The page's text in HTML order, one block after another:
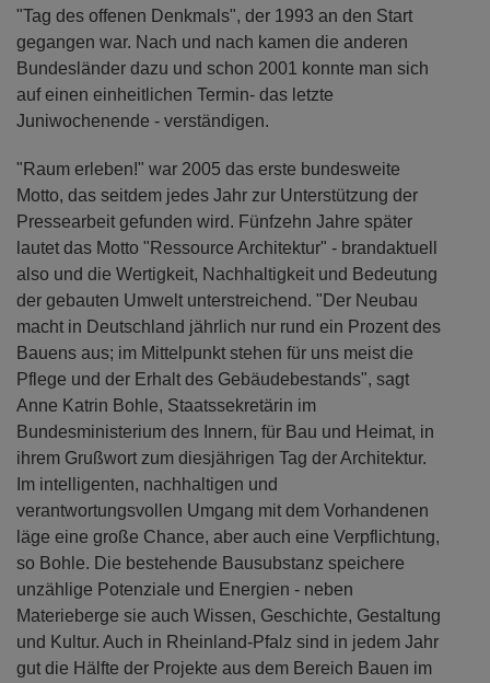
"Tag des offenen Denkmals", der 1993 an den Start
gegangen war. Nach und nach kamen die anderen
Bundesländer dazu und schon 2001 konnte man sich
auf einen einheitlichen Termin- das letzte
Juniwochenende - verständigen.
"Raum erleben!" war 2005 das erste bundesweite
Motto, das seitdem jedes Jahr zur Unterstützung der
Pressearbeit gefunden wird. Fünfzehn Jahre später
lautet das Motto "Ressource Architektur" - brandaktuell
also und die Wertigkeit, Nachhaltigkeit und Bedeutung
der gebauten Umwelt unterstreichend. "Der Neubau
macht in Deutschland jährlich nur rund ein Prozent des
Bauens aus; im Mittelpunkt stehen für uns meist die
Pflege und der Erhalt des Gebäudebestands", sagt
Anne Katrin Bohle, Staatssekretärin im
Bundesministerium des Innern, für Bau und Heimat, in
ihrem Grußwort zum diesjährigen Tag der Architektur.
Im intelligenten, nachhaltigen und
verantwortungsvollen Umgang mit dem Vorhandenen
läge eine große Chance, aber auch eine Verpflichtung,
so Bohle. Die bestehende Bausubstanz speichere
unzählige Potenziale und Energien - neben
Materieberge sie auch Wissen, Geschichte, Gestaltung
und Kultur. Auch in Rheinland-Pfalz sind in jedem Jahr
gut die Hälfte der Projekte aus dem Bereich Bauen im